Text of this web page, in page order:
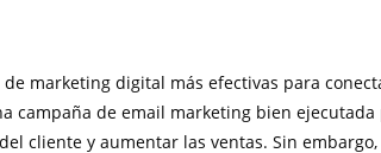
marketing digital más efectivas para
campaña de email marketing bien
cliente y aumentar las ventas. Sin embargo,